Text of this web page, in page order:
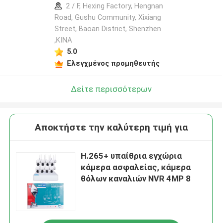
2 / F, Hexing Factory, Hengnan
Road, Gushu Community, Xixiang
Street, Baoan District, Shenzhen
,ΚΙΝΑ
5.0
Ελεγχμένος προμηθευτής
Δείτε περισσότερων
Αποκτήστε την καλύτερη τιμή για
H.265+ υπαίθρια εγχώρια
κάμερα ασφαλείας, κάμερα
θόλων καναλιών NVR 4MP 8